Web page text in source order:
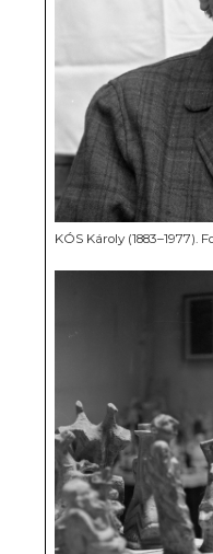
KÓS Károly (1883–1977).